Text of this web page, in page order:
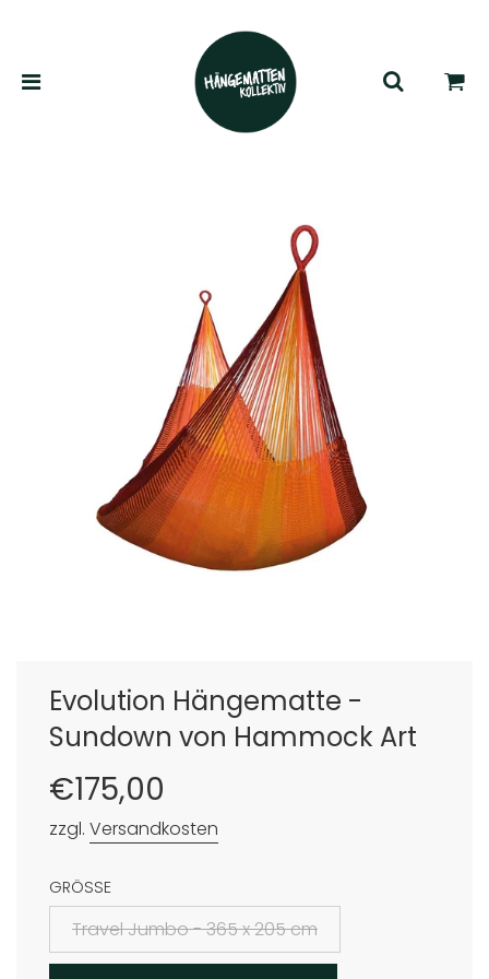
Evolution Hängematte -
Sundown von Hammock Art
Sonderpreis
Normaler
Preis
€175,00
zzgl. Versandkosten
GRÖSSE
Travel Jumbo - 365 x 205 cm